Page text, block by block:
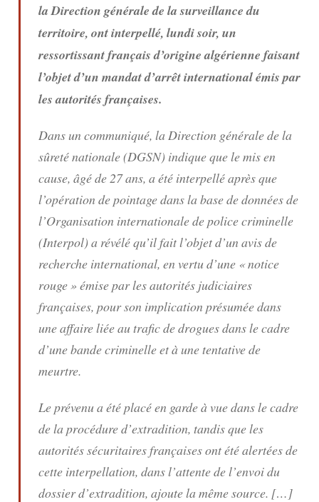
la Direction générale de la surveillance du
territoire, ont interpellé, lundi soir, un
ressortissant français d’origine algérienne faisant
l’objet d’un mandat d’arrêt international émis par
les autorités françaises.
Dans un communiqué, la Direction générale de la
sûreté nationale (DGSN) indique que le mis en
cause, âgé de 27 ans, a été interpellé après que
l’opération de pointage dans la base de données de
l’Organisation internationale de police criminelle
(Interpol) a révélé qu’il fait l’objet d’un avis de
recherche international, en vertu d’une « notice
rouge » émise par les autorités judiciaires
françaises, pour son implication présumée dans
une affaire liée au trafic de drogues dans le cadre
d’une bande criminelle et à une tentative de
meurtre.
Le prévenu a été placé en garde à vue dans le cadre
de la procédure d’extradition, tandis que les
autorités sécuritaires françaises ont été alertées de
cette interpellation, dans l’attente de l’envoi du
dossier d’extradition, ajoute la même source. […]